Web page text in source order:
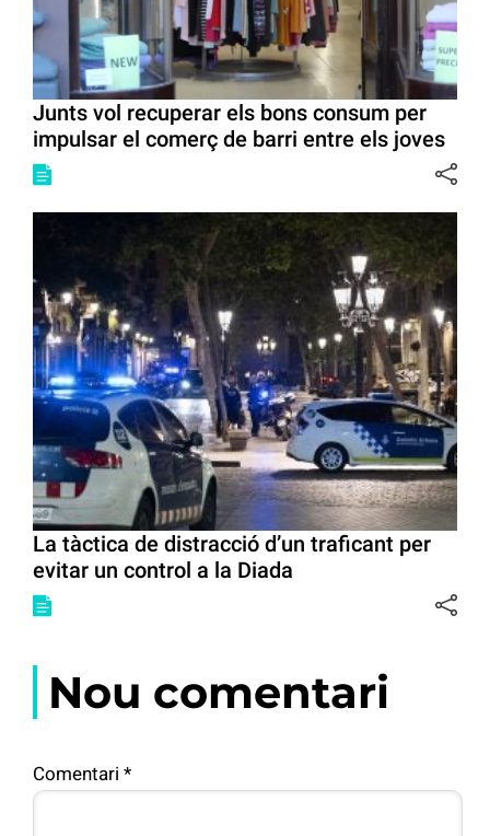
Junts vol recuperar els bons consum per
impulsar el comerç de barri entre els joves
La tàctica de distracció d’un traficant per
evitar un control a la Diada
Nou comentari
Comentari *